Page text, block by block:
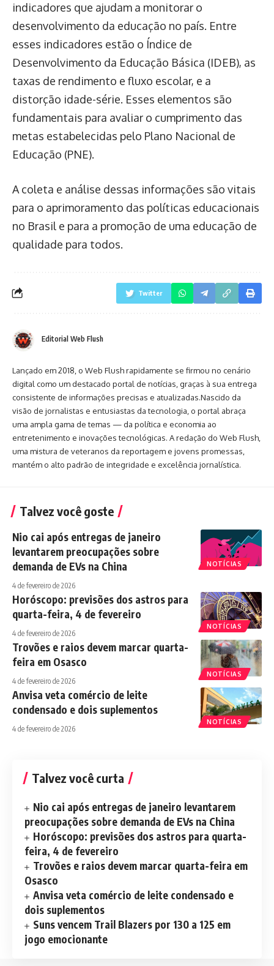
indicadores que ajudam a monitorar o
desenvolvimento da educação no país. Entre
esses indicadores estão o Índice de
Desenvolvimento da Educação Básica (IDEB), as
taxas de rendimento e fluxo escolar, e a
distorção idade-série. Esses elementos são
fundamentais para avaliar o cumprimento das
metas estabelecidas pelo Plano Nacional de
Educação (PNE).
A coleta e análise dessas informações são vitais
para o aprimoramento das políticas educacionais
no Brasil e para a promoção de uma educação de
qualidade para todos.
Twitter
Editorial Web Flush
Lançado em 2018, o Web Flush rapidamente se firmou no cenário
digital como um destacado portal de notícias, graças à sua entrega
consistente de informações precisas e atualizadas.Nascido da
visão de jornalistas e entusiastas da tecnologia, o portal abraça
uma ampla gama de temas — da política e economia ao
entretenimento e inovações tecnológicas. A redação do Web Flush,
uma mistura de veteranos da reportagem e jovens promessas,
mantém o alto padrão de integridade e excelência jornalística.
Talvez você goste
NOTÍCIAS
Nio cai após entregas de janeiro
levantarem preocupações sobre
demanda de EVs na China
4 de fevereiro de 2026
NOTÍCIAS
Horóscopo: previsões dos astros para
quarta-feira, 4 de fevereiro
4 de fevereiro de 2026
NOTÍCIAS
Trovões e raios devem marcar quarta-
feira em Osasco
4 de fevereiro de 2026
NOTÍCIAS
Anvisa veta comércio de leite
condensado e dois suplementos
4 de fevereiro de 2026
Talvez você curta
Nio cai após entregas de janeiro levantarem
preocupações sobre demanda de EVs na China
Horóscopo: previsões dos astros para quarta-
feira, 4 de fevereiro
Trovões e raios devem marcar quarta-feira em
Osasco
Anvisa veta comércio de leite condensado e
dois suplementos
Suns vencem Trail Blazers por 130 a 125 em
jogo emocionante